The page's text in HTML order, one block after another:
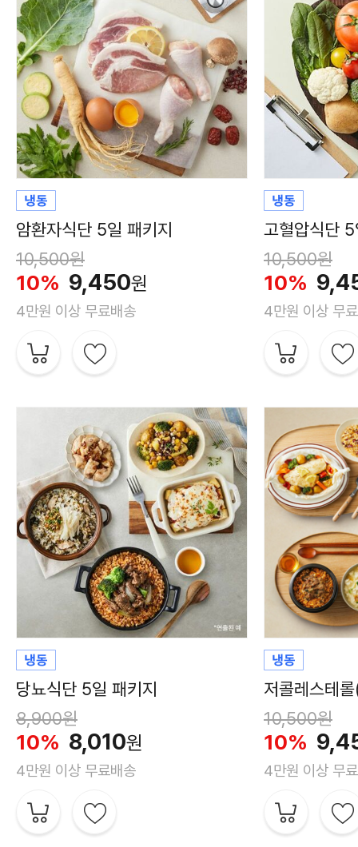
암환자식단 5일 패키지
10,500원
10% 9,450원
4만원 이상 무료배송
고혈압식단
10,500원
10%
4만원 이상 무
당뇨식단 5일 패키지
8,900원
10% 8,010원
4만원 이상 무료배송
저콜레스테
10,500원
10%
4만원 이상 무